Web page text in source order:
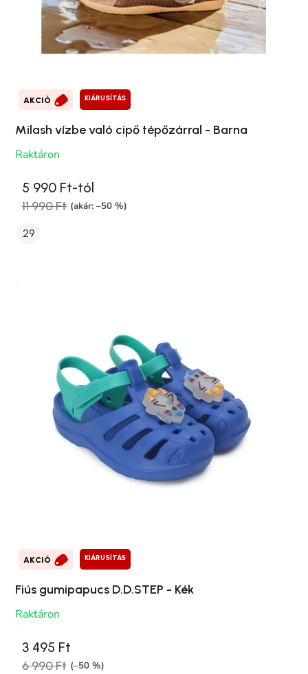
AKCIÓ KIÁRUSÍTÁS
Milash vízbe való cipő tépőzárral - Barna
Raktáron
5 990 Ft-tól
11 990 Ft (akár: –50 %)
29
AKCIÓ KIÁRUSÍTÁS
Fiús gumipapucs D.D.STEP - Kék
Raktáron
3 495 Ft
6 990 Ft (–50 %)